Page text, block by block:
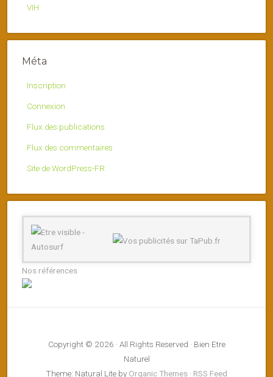
VIH
Méta
Inscription
Connexion
Flux des publications
Flux des commentaires
Site de WordPress-FR
Nos références
Copyright © 2026 · All Rights Reserved · Bien Etre
Naturel
Theme: Natural Lite by Organic Themes · RSS Feed